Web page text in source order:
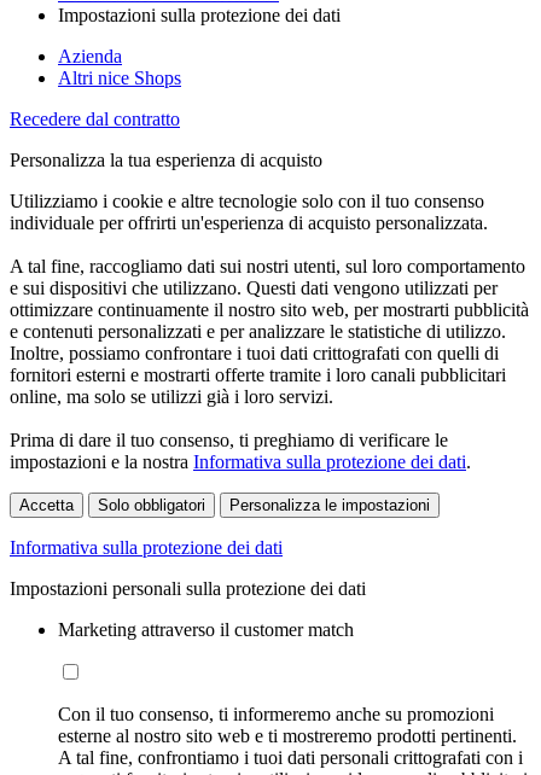
Impostazioni sulla protezione dei dati
Azienda
Altri nice Shops
Recedere dal contratto
Personalizza la tua esperienza di acquisto
Utilizziamo i cookie e altre tecnologie solo con il tuo consenso
individuale per offrirti un'esperienza di acquisto personalizzata.
A tal fine, raccogliamo dati sui nostri utenti, sul loro comportamento
e sui dispositivi che utilizzano. Questi dati vengono utilizzati per
ottimizzare continuamente il nostro sito web, per mostrarti pubblicità
e contenuti personalizzati e per analizzare le statistiche di utilizzo.
Inoltre, possiamo confrontare i tuoi dati crittografati con quelli di
fornitori esterni e mostrarti offerte tramite i loro canali pubblicitari
online, ma solo se utilizzi già i loro servizi.
Prima di dare il tuo consenso, ti preghiamo di verificare le
impostazioni e la nostra Informativa sulla protezione dei dati.
Accetta Solo obbligatori Personalizza le impostazioni
Informativa sulla protezione dei dati
Impostazioni personali sulla protezione dei dati
Marketing attraverso il customer match
Con il tuo consenso, ti informeremo anche su promozioni
esterne al nostro sito web e ti mostreremo prodotti pertinenti.
A tal fine, confrontiamo i tuoi dati personali crittografati con i